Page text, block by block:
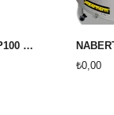
NABERTHERM TOP100 SERAMİK VE PORSELEN FIRINI ( YENİ AC 590 KUMANDA PANELLİ)
₺0,00